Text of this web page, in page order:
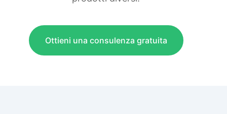
Ottieni una consulenza gratuita